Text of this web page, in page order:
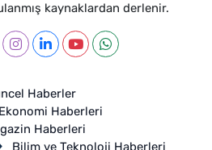
kaynaklardan derlenir.
Haberler
Ekonomi Haberleri
Haberleri
Bilim ve Teknoloji Haberleri